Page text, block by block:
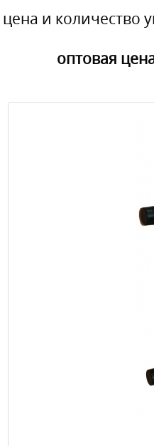
цена и количество
оптовая